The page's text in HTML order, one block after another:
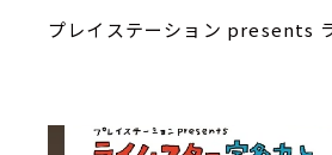
プレイステーション presents